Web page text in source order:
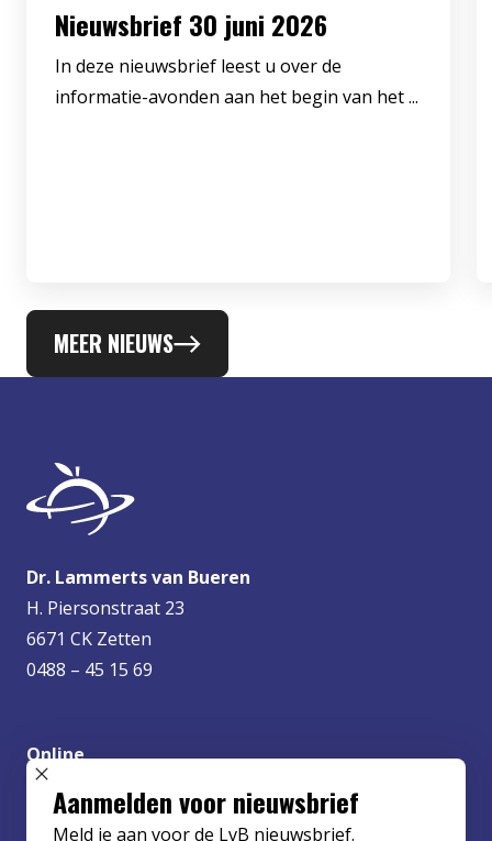
Nieuwsbrief 30 juni 2026
In deze nieuwsbrief leest u over de
informatie-avonden aan het begin van het ...
MEER NIEUWS
Dr. Lammerts van Bueren
H. Piersonstraat 23
6671 CK Zetten
0488 – 45 15 69
Online
info@lvbueren.nl
SLUIT POPUP
Aanmelden voor nieuwsbrief
Meld je aan voor de LvB nieuwsbrief.